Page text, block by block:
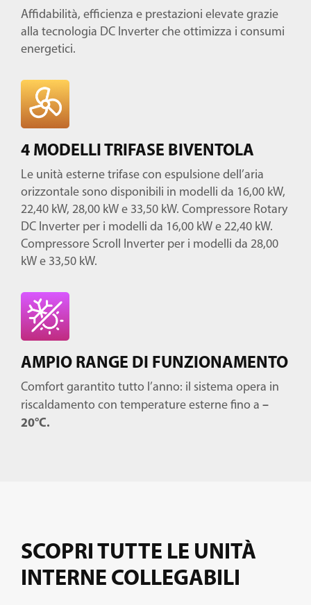
Affidabilità, efficienza e prestazioni elevate grazie
alla tecnologia DC Inverter che ottimizza i consumi
energetici.
4 MODELLI TRIFASE BIVENTOLA
Le unità esterne trifase con espulsione dell’aria
orizzontale sono disponibili in modelli da 16,00 kW,
22,40 kW, 28,00 kW e 33,50 kW. Compressore Rotary
DC Inverter per i modelli da 16,00 kW e 22,40 kW.
Compressore Scroll Inverter per i modelli da 28,00
kW e 33,50 kW.
AMPIO RANGE DI FUNZIONAMENTO
Comfort garantito tutto l’anno: il sistema opera in
riscaldamento con temperature esterne fino a –
20°C.
SCOPRI TUTTE LE UNITÀ
INTERNE COLLEGABILI